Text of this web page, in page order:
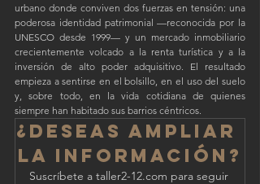
urbano donde conviven dos fuerzas en tensión: una
poderosa identidad patrimonial —reconocida por la
UNESCO desde 1999— y un mercado inmobiliario
crecientemente volcado a la renta turística y a la
inversión de alto poder adquisitivo. El resultado
empieza a sentirse en el bolsillo, en el uso del suelo
y, sobre todo, en la vida cotidiana de quienes
siempre han habitado sus barrios céntricos.
¿Deseas ampliar
la información?
Suscríbete a taller2-12.com para seguir